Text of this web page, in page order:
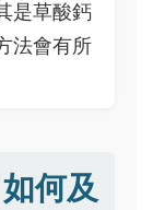
是草酸鈣
法會有所
何及